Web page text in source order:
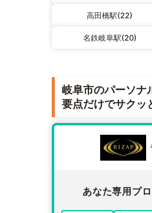
高田橋駅(22)
名鉄岐阜駅(20)
岐阜市のパーソナ
要点だけでサクッ
あなた専用プ